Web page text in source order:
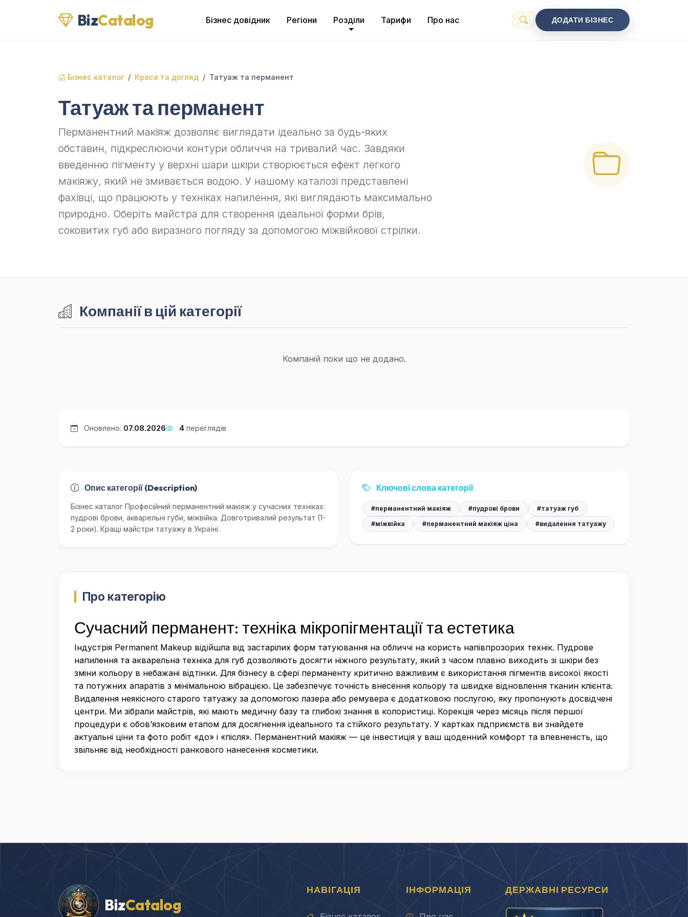
BizCatalog Бізнес довідник Регіони Розділи Тарифи Про нас ДОДАТИ БІЗНЕС
Бізнес каталог Краса та догляд Татуаж та перманент
Татуаж та перманент
Перманентний макіяж дозволяє виглядати ідеально за будь-яких
обставин, підкреслюючи контури обличчя на тривалий час. Завдяки
введенню пігменту у верхні шари шкіри створюється ефект легкого
макіяжу, який не змивається водою. У нашому каталозі представлені
фахівці, що працюють у техніках напилення, які виглядають максимально
природно. Оберіть майстра для створення ідеальної форми брів,
соковитих губ або виразного погляду за допомогою міжвійкової стрілки.
Компанії в цій категорії
Компаній поки що не додано.
Оновлено: 07.08.2026 4 переглядів
Опис категорії (Description)
Бізнес каталог Професійний перманентний макіяж у сучасних техніках:
пудрові брови, акварельні губи, міжвійка. Довготривалий результат (1-
2 роки). Кращі майстри татуажу в Україні.
Ключові слова категорії
#перманентний макіяж #пудрові брови
#татуаж губ
#міжвійка
#перманентний макіяж ціна #видалення татуажу
Про категорію
Сучасний перманент: техніка мікропігментації та естетика
Індустрія Permanent Makeup відійшла від застарілих форм татуювання на обличчі на користь напівпрозорих технік. Пудрове
напилення та акварельна техніка для губ дозволяють досягти ніжного результату, який з часом плавно виходить зі шкіри без
зміни кольору в небажані відтінки. Для бізнесу в сфері перманенту критично важливим є використання пігментів високої якості
та потужних апаратів з мінімальною вібрацією. Це забезпечує точність внесення кольору та швидке відновлення тканин клієнта.
Видалення неякісного старого татуажу за допомогою лазера або ремувера є додатковою послугою, яку пропонують досвідчені
центри. Ми зібрали майстрів, які мають медичну базу та глибокі знання в колористиці. Корекція через місяць після першої
процедури є обов’язковим етапом для досягнення ідеального та стійкого результату. У картках підприємств ви знайдете
актуальні ціни та фото робіт «до» і «після». Перманентний макіяж — це інвестиція у ваш щоденний комфорт та впевненість, що
звільняє від необхідності ранкового нанесення косметики.
BizCatalog
НАВІГАЦІЯ ІНФОРМАЦІЯ ДЕРЖАВНІ РЕСУРСИ